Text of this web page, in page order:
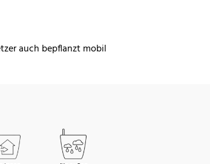
auch bepflanzt mobil